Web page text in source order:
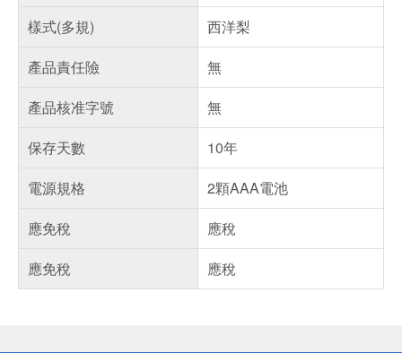
樣式(多規)
西洋梨
產品責任險
無
產品核准字號
無
保存天數
10年
電源規格
2顆AAA電池
應免稅
應稅
應免稅
應稅